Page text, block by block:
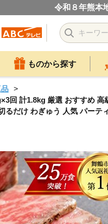
令和８年熊本
ものから探す
回 計1.8kg 厳選 おすすめ
るだけ わぎゅう 人気 パーテ